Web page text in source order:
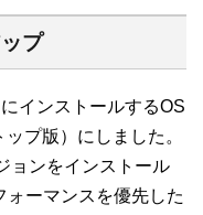
プ
インストールするOS
プ版）にしました。
ョンをインストール
ォーマンスを優先した